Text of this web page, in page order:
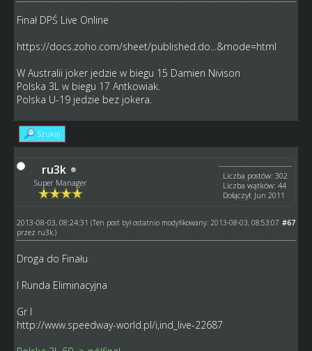
Finał DPŚ Live Online
https://docs.zoho.com/sheet/published.do...&mode=html
W Australii joker jedzie w biegu 15 Damien Nivison
Polska 3L w biegu 17 Antkowiak.
Polska U-19 jedzie bez jokera.
Szukaj
ru3k
Super Manager
Liczba postów: 302
Liczba wątków: 44
Dołączył: Jun 2011
#67
2013-08-03, 08:24:31 (Ten post był ostatnio modyfikowany: 2013-08-03, 08:53:07
przez ru3k.)
Droga do Finału
I Runda Eliminacyjna
Gr I
http://www.speedway-world.pl/i,ind_live-22687